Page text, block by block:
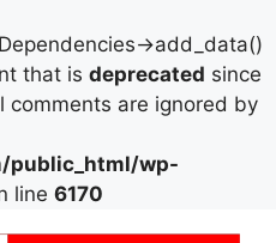
>add_data()
that is deprecated since
comments are ignored by
public_html/wp-
line 6170